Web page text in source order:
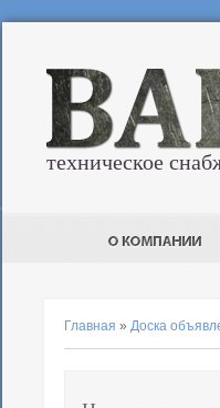
техническое
Главная » Доска